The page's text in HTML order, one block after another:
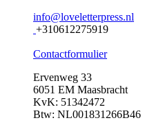
info@loveletterpress.nl
+310612275919
Contactformulier
Ervenweg 33
6051 EM Maasbracht
KvK: 51342472
Btw: NL001831266B46